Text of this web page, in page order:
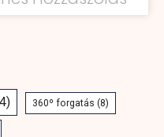
360º forgatás (8)